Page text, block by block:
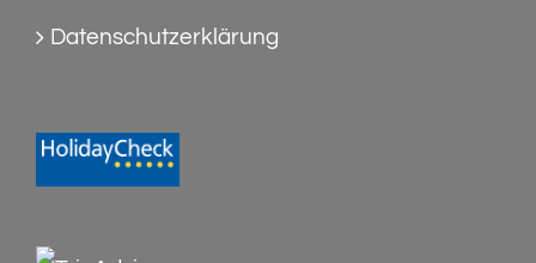
Datenschutzerklärung